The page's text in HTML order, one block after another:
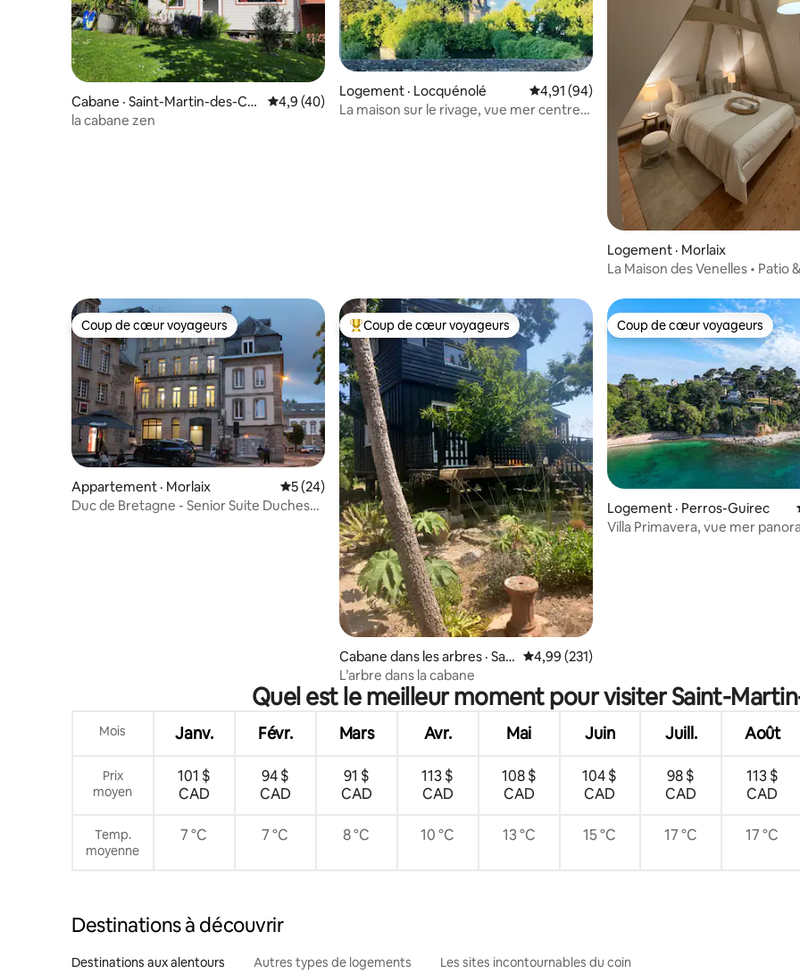
Cabane · Saint-Martin-des-Ch
amps
Note moyenne de 4,9 sur 5, 40 commentaires
4,9 (40)
la cabane zen
Logement · Locquénolé Note moyenne de 4,91 sur 5, 94
4,91 (94)
La maison sur le rivage, vue mer centre
Logement · Morlaix
La Maison des Venelles • Patio &
Coup de cœur voyageurs
Coup de cœur voyageurs
Appartement · Morlaix Note moyenne de 5 sur 5, 24 commentaires
5 (24)
Duc de Bretagne - Senior Suite Duchesse
Coup de cœur voyageurs parmi les plus aimés
Coup de cœur voyageurs
Cabane dans les arbres · Sain
t-Martin-des-Champs
Note moyenne de 4,99 sur 5, 231
4,99 (231)
L’arbre dans la cabane
Coup de cœur voyageurs
Coup de cœur voyageurs
Logement · Perros-Guirec
Villa Primavera, vue mer
Quel est le meilleur moment pour visiter Saint-
Mois Janv. Févr. Mars Avr. Mai Juin Juill. Août
Prix
moyen
101 $
CAD
94 $
CAD
91 $
CAD
113 $
CAD
108 $
CAD
104 $
CAD
98 $
CAD
113 $
CAD
Temp.
moyenne
7 °C 7 °C 8 °C 10 °C 13 °C 15 °C 17 °C 17 °C
Destinations à découvrir
Destinations aux alentours Autres types de logements Les sites incontournables du coin